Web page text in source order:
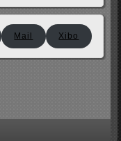
Mail Xibo